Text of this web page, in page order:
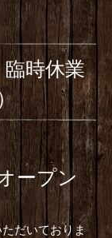
時休業
ープン
だいておりま